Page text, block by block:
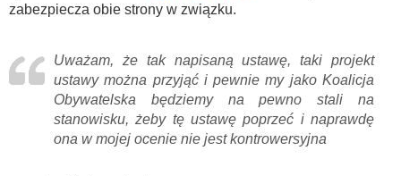
zabezpiecza obie strony w związku.
Uważam, że tak napisaną ustawę, taki projekt
ustawy można przyjąć i pewnie my jako Koalicja
Obywatelska będziemy na pewno stali na
stanowisku, żeby tę ustawę poprzeć i naprawdę
ona w mojej ocenie nie jest kontrowersyjna